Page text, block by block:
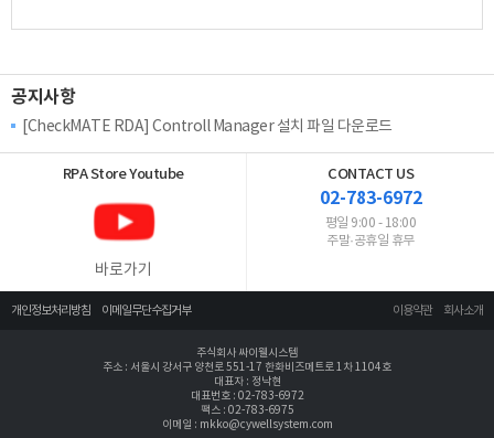
공지사항
[CheckMATE RDA] Controll Manager 설치 파일 다운로드
RPA StoreYoutube
바로가기
CONTACT US
02-783-6972
평일 9:00 - 18:00
주말·공휴일 휴무
개인정보처리방침 이메일무단수집거부 이용약관 회사소개
주식회사 싸이웰시스템
주소 : 서울시 강서구 양천로 551-17 한화비즈메트로 1차 1104호
대표자 : 정낙현
대표번호 : 02-783-6972
팩스 : 02-783-6975
이메일 : mkko@cywellsystem.com